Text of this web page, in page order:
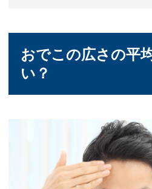
おでこの広さの平
い？